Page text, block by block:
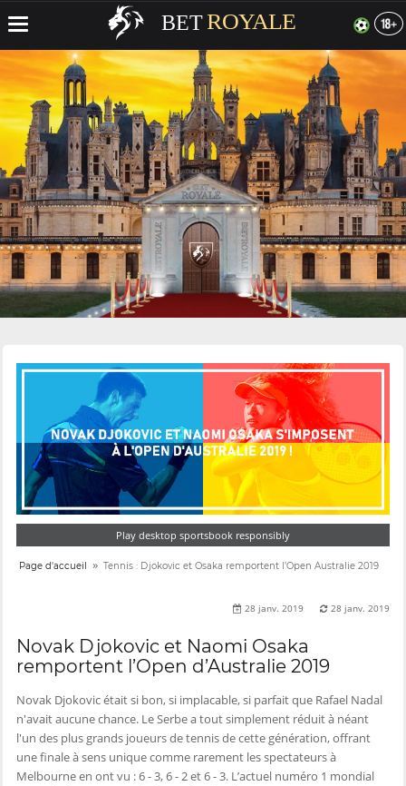
Play desktop sportsbook responsibly
Page d'accueil » Tennis : Djokovic et Osaka remportent l’Open Australie 2019
28 janv. 2019 28 janv. 2019
Novak Djokovic et Naomi Osaka
remportent l’Open d’Australie 2019
Novak Djokovic était si bon, si implacable, si parfait que Rafael Nadal
n'avait aucune chance. Le Serbe a tout simplement réduit à néant
l'un des plus grands joueurs de tennis de cette génération, offrant
une finale à sens unique comme rarement les spectateurs à
Melbourne en ont vu : 6 - 3, 6 - 2 et 6 - 3. L’actuel numéro 1 mondial